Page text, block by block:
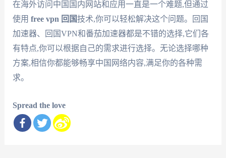
在海外访问中国国内网站和应用一直是一个难题,但通过
使用 free vpn 回国技术,你可以轻松解决这个问题。回国
加速器、回国VPN和番茄加速器都是不错的选择,它们各
有特点,你可以根据自己的需求进行选择。无论选择哪种
方案,相信你都能够畅享中国网络内容,满足你的各种需
求。
Spread the love